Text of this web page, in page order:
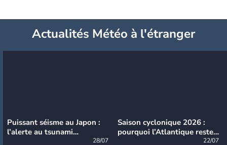
Actualités Météo à l'étranger
Puissant séisme au Japon :
l’alerte au tsunami
28/07
Saison cyclonique 2026 :
pourquoi l’Atlantique reste
22/07